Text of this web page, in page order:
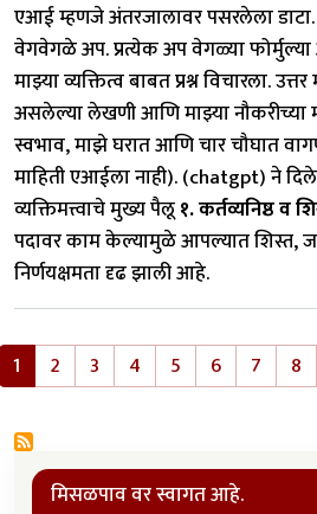
एआई म्हणजे अंतरजालावर पसरलेला डाटा.
वेगवेगळे अप. प्रत्येक अप वेगळ्या फोर्मुल्या
माझ्या व्यक्तित्व बाबत प्रश्न विचारला.
असलेल्या लेखणी आणि माझ्या नौकरीच्या
स्वभाव, माझे घरात आणि चार चौघात
माहिती एआईला नाही). (chatgpt) ने
व्यक्तिमत्त्वाचे मुख्य पैलू१. कर्तव्यनिष्ठ व
पदावर काम केल्यामुळे आपल्यात शिस्त,
निर्णयक्षमता दृढ झाली आहे.
Pagination
1 2 3 4 5 6 7 8
मिसळपाव वर स्वागत आहे.